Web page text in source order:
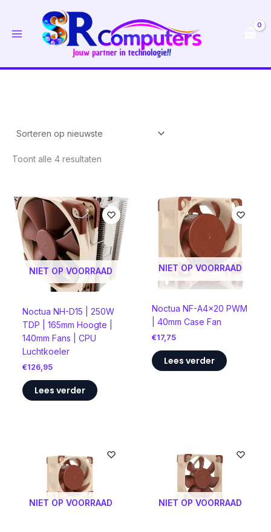
Toont alle 4 resultaten
NIET OP VOORRAAD
Noctua NH-D15 | 250W
TDP | 165mm Hoogte |
140mm Fans | CPU
Luchtkoeler
€126,95
Lees verder
NIET OP VOORRAAD
Noctua NF-A4x20 PWM
| 40mm Case Fan
€17,75
Lees verder
NIET OP VOORRAAD NIET OP VOORRAAD